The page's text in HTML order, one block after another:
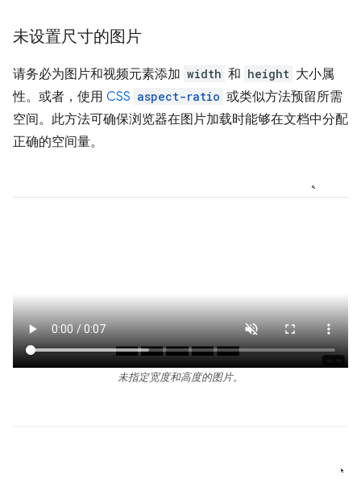
未设置尺寸的图片
请务必为图片和视频元素添加 width 和 height 大小属
性。或者，使用 CSS aspect-ratio 或类似方法预留所需
空间。此方法可确保浏览器在图片加载时能够在文档中分配
正确的空间量。
未指定宽度和高度的图片。